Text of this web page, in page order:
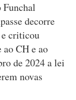
Funchal
decorre
e criticou
ao CH e ao
de 2024 a lei
novas